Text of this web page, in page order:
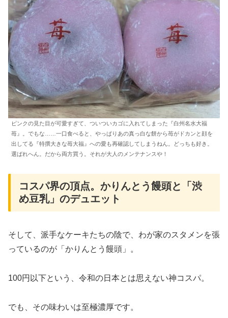
ピンクの見た目が可愛すぎて、ついついカゴに入れてしまった『白州名水大福
苺』。でもな……一口食べると、やっぱりあの真っ白な餅から苺がドカンと顔を
出してる『特撰大きな苺大福』への愛も再確認してしまうねん。どっちも好き。
選ばれへん。だから両方買う。それが大人のメンテナンスや！
コスパ界の頂点。かりんとう饅頭と「渋
め豆乳」のデュエット
そして、派手なケーキたちの陰で、わが家のスタメンを張
っているのが「かりんとう饅頭」。
100円以下という、令和の日本とは思えない神コスパ。
でも、その味わいは至極濃厚です。